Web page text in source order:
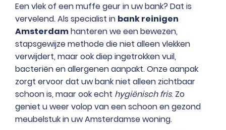
Een vlek of een muffe geur in uw bank? Dat is
vervelend. Als specialist in bank reinigen
Amsterdamhanteren we een bewezen,
stapsgewijze methode die niet alleen vlekken
verwijdert, maar ook diep ingetrokken vuil,
bacteriën en allergenen aanpakt. Onze aanpak
zorgt ervoor dat uw bank niet alleen zichtbaar
schoon is, maar ook echt hygiënisch fris. Zo
geniet u weer volop van een schoon en gezond
meubelstuk in uw Amsterdamse woning.